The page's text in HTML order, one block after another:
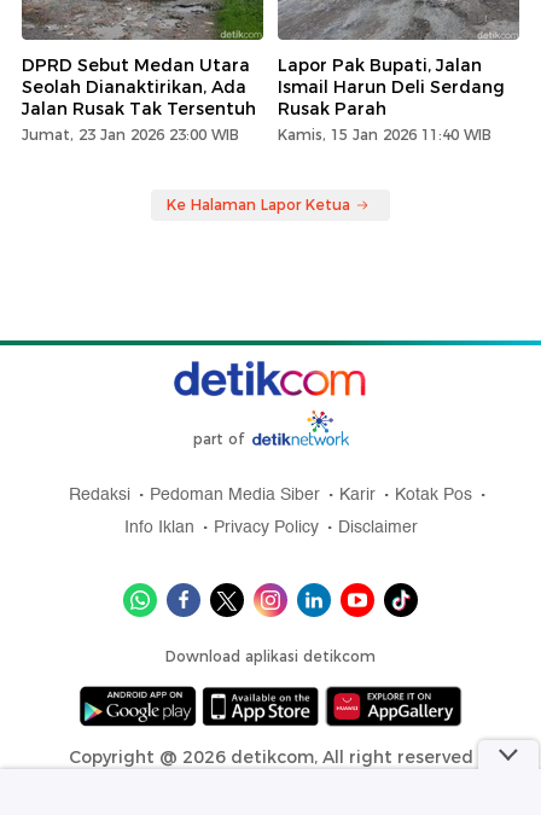
DPRD Sebut Medan Utara
Seolah Dianaktirikan, Ada
Jalan Rusak Tak Tersentuh
Jumat, 23 Jan 2026 23:00 WIB
Lapor Pak Bupati, Jalan
Ismail Harun Deli Serdang
Rusak Parah
Kamis, 15 Jan 2026 11:40 WIB
Ke Halaman Lapor Ketua
part of
Redaksi Pedoman Media Siber Karir
Kotak Pos
Info Iklan
Privacy Policy Disclaimer
Download aplikasi detikcom
Copyright @ 2026 detikcom, All right reserved